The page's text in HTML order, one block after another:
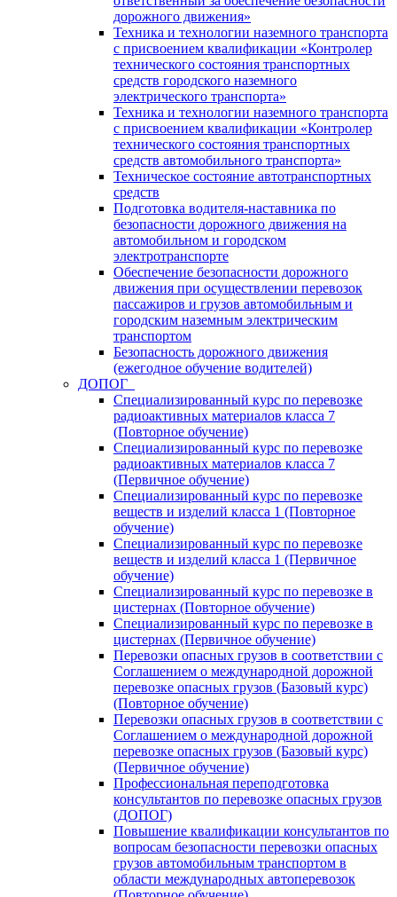
дорожного движения»
Техника и технологии наземного транспорта
с присвоением квалификации «Контролер
технического состояния транспортных
средств городского наземного
электрического транспорта»
Техника и технологии наземного транспорта
с присвоением квалификации «Контролер
технического состояния транспортных
средств автомобильного транспорта»
Техническое состояние автотранспортных
средств
Подготовка водителя-наставника по
безопасности дорожного движения на
автомобильном и городском
электротранспорте
Обеспечение безопасности дорожного
движения при осуществлении перевозок
пассажиров и грузов автомобильным и
городским наземным электрическим
транспортом
Безопасность дорожного движения
(ежегодное обучение водителей)
ДОПОГ
Специализированный курс по перевозке
радиоактивных материалов класса 7
(Повторное обучение)
Специализированный курс по перевозке
радиоактивных материалов класса 7
(Первичное обучение)
Специализированный курс по перевозке
веществ и изделий класса 1 (Повторное
обучение)
Специализированный курс по перевозке
веществ и изделий класса 1 (Первичное
обучение)
Специализированный курс по перевозке в
цистернах (Повторное обучение)
Специализированный курс по перевозке в
цистернах (Первичное обучение)
Перевозки опасных грузов в соответствии с
Соглашением о международной дорожной
перевозке опасных грузов (Базовый курс)
(Повторное обучение)
Перевозки опасных грузов в соответствии с
Соглашением о международной дорожной
перевозке опасных грузов (Базовый курс)
(Первичное обучение)
Профессиональная переподготовка
консультантов по перевозке опасных грузов
(ДОПОГ)
Повышение квалификации консультантов по
вопросам безопасности перевозки опасных
грузов автомобильным транспортом в
области международных автоперевозок